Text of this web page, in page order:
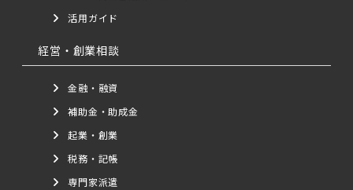
活用ガイド
経営・創業相談
金融・融資
補助金・助成金
起業・創業
税務・記帳
専門家派遣